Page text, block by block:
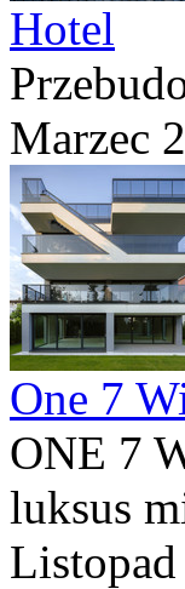
Hotel
Marzec
One 7
ONE 7
luksus